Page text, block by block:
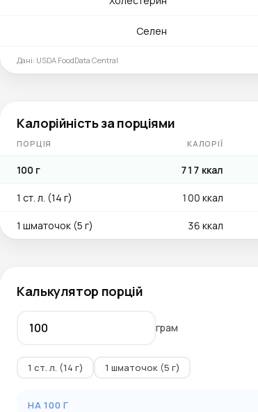
Селен
Дані: USDA FoodData Central
Калорійність за порціями
ПОРЦІЯ КАЛОРІЇ
100 г 717 ккал
1 ст. л. (14 г) 100 ккал
1 шматочок (5 г) 36 ккал
Калькулятор порцій
грам
1 ст. л. (14 г) 1 шматочок (5 г)
НА 100 Г